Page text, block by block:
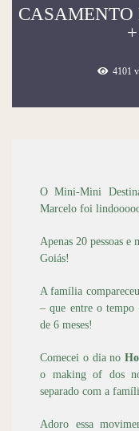
4101
O Mini-Mini
Marcelo foi
Apenas 20 pessoas
Goiás!
A família
– que entre o tempo
de 6 meses!
Comecei o dia no
o making of dos
separado com a
Adoro essa